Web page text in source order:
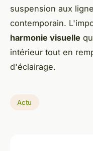
suspension aux
contemporain.
harmonie visuelle
intérieur tout en
d'éclairage.
Actu